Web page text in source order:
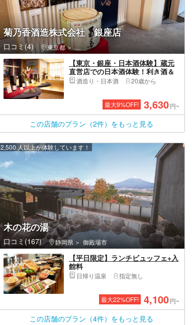
菊乃香酒造株式会社 銀座店
口コミ(4) 東京都 中央区（東京都）・日本橋・銀座・築地・
【東京・銀座・日本酒体験】蔵元
直営店での日本酒体験！利き酒＆
本格鏡開き&樽酒最大30分飲み放
婦・お友達同士でのご参加歓迎！
酒造り・日本酒 20歳から
最大9%OFF! 3,630円~
この店舗のプラン（2件）をもっと見る
木の花の湯
口コミ(167) 静岡県 御殿場市
2,500 人以上が体験しています！
【平日限定】ランチビュッフェ+入
館料
日帰り温泉 指定無し
最大22%OFF! 4,100円~
この店舗のプラン（4件）をもっと見る